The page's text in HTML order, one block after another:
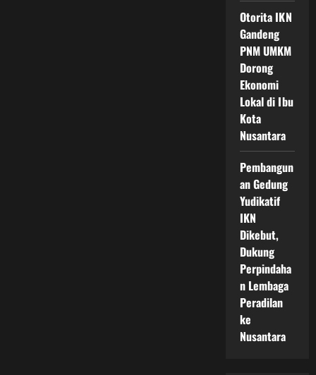
Otorita IKN
Gandeng
PNM UMKM
Dorong
Ekonomi
Lokal di Ibu
Kota
Nusantara
Pembangun
an Gedung
Yudikatif
IKN
Dikebut,
Dukung
Perpindaha
n Lembaga
Peradilan
ke
Nusantara